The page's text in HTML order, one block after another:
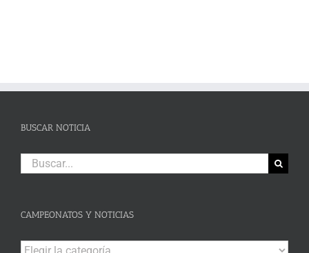
BUSCAR NOTICIA
Buscar:
CAMPEONATOS Y NOTICIAS
Campeonatos